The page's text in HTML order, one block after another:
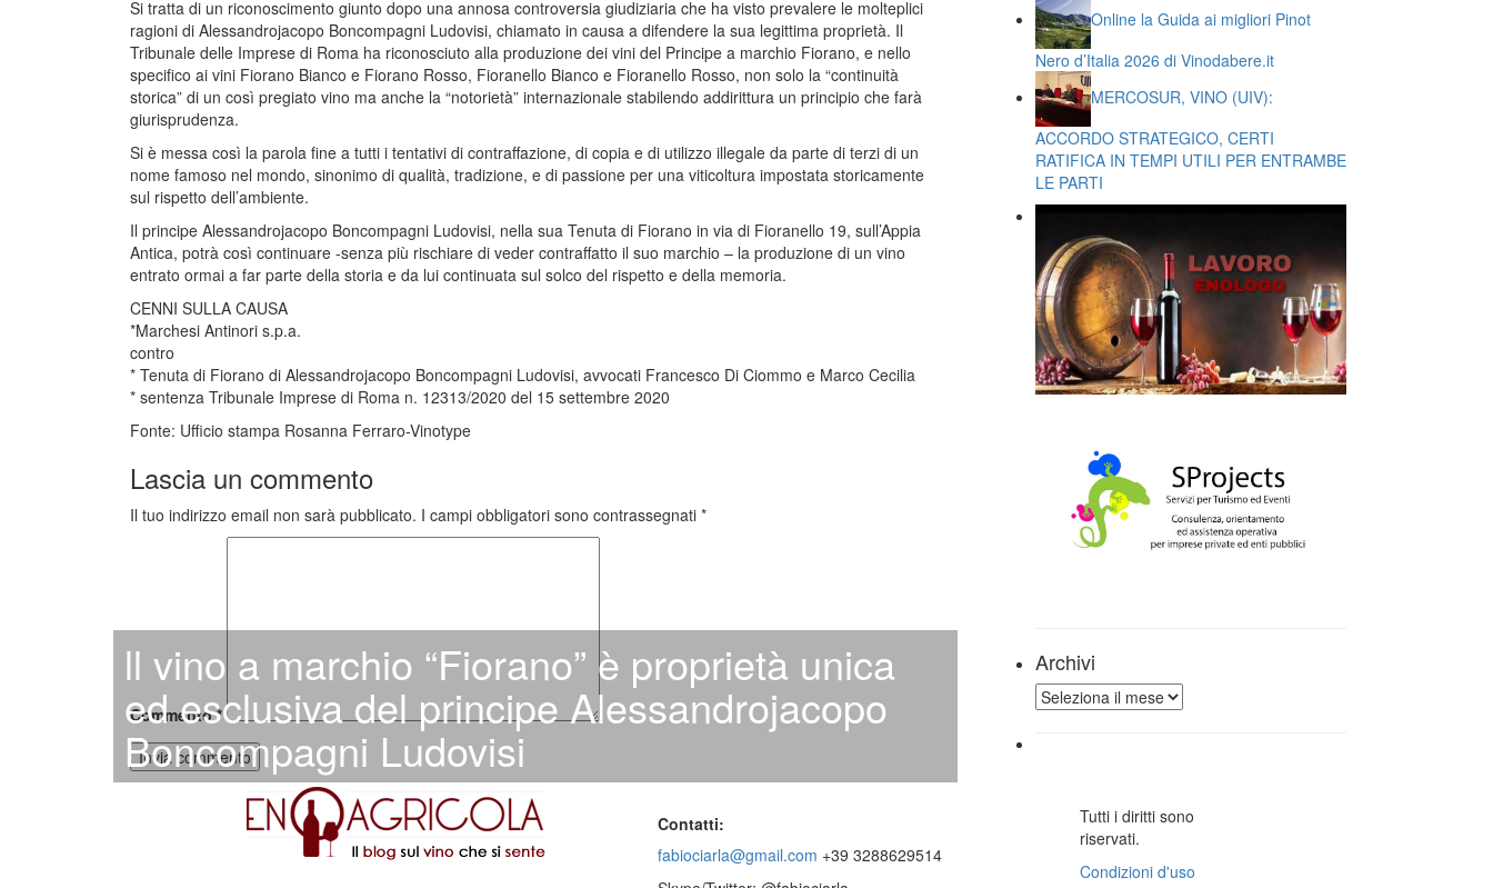
ll vino a marchio “Fiorano” è proprietà unica
ed esclusiva del principe Alessandrojacopo
Boncompagni Ludovisi
Si tratta di un riconoscimento giunto dopo una annosa controversia giudiziaria che ha visto prevalere le molteplici
ragioni di Alessandrojacopo Boncompagni Ludovisi, chiamato in causa a difendere la sua legittima proprietà. Il
Tribunale delle Imprese di Roma ha riconosciuto alla produzione dei vini del Principe a marchio Fiorano, e nello
specifico ai vini Fiorano Bianco e Fiorano Rosso, Fioranello Bianco e Fioranello Rosso, non solo la “continuità
storica” di un così pregiato vino ma anche la “notorietà” internazionale stabilendo addirittura un principio che farà
giurisprudenza.
Si è messa così la parola fine a tutti i tentativi di contraffazione, di copia e di utilizzo illegale da parte di terzi di un
nome famoso nel mondo, sinonimo di qualità, tradizione, e di passione per una viticoltura impostata storicamente
sul rispetto dell’ambiente.
Il principe Alessandrojacopo Boncompagni Ludovisi, nella sua Tenuta di Fiorano in via di Fioranello 19, sull’Appia
Antica, potrà così continuare -senza più rischiare di veder contraffatto il suo marchio – la produzione di un vino
entrato ormai a far parte della storia e da lui continuata sul solco del rispetto e della memoria.
CENNI SULLA CAUSA
*Marchesi Antinori s.p.a.
contro
* Tenuta di Fiorano di Alessandrojacopo Boncompagni Ludovisi, avvocati Francesco Di Ciommo e Marco Cecilia
* sentenza Tribunale Imprese di Roma n. 12313/2020 del 15 settembre 2020
Fonte: Ufficio stampa Rosanna Ferraro-Vinotype
Lascia un commento
Il tuo indirizzo email non sarà pubblicato. I campi obbligatori sono contrassegnati *
Commento*
Online la Guida ai migliori Pinot
Nero d’Italia 2026 di Vinodabere.it
MERCOSUR, VINO (UIV):
ACCORDO STRATEGICO, CERTI
RATIFICA IN TEMPI UTILI PER ENTRAMBE
LE PARTI
Archivi
Archivi
Contatti:
fabiociarla@gmail.com +39 3288629514
Tutti i diritti sono
riservati.
Condizioni d'uso